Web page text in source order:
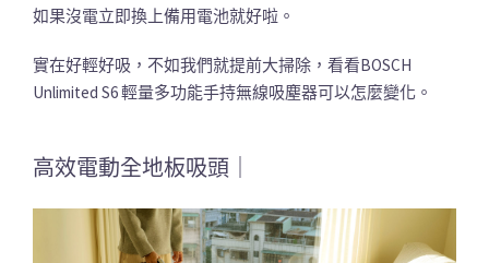
如果沒電立即換上備用電池就好啦。
實在好輕好吸，不如我們就提前大掃除，看看BOSCH
Unlimited S6 輕量多功能手持無線吸塵器可以怎麼變化。
高效電動全地板吸頭｜